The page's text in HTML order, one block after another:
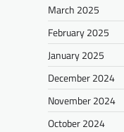
March 2025
February 2025
January 2025
December 2024
November 2024
October 2024